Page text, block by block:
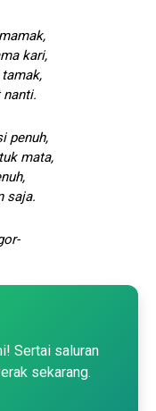
kari,
nanti.
penuh,
mata,
saja.
Sertai saluran
sekarang.